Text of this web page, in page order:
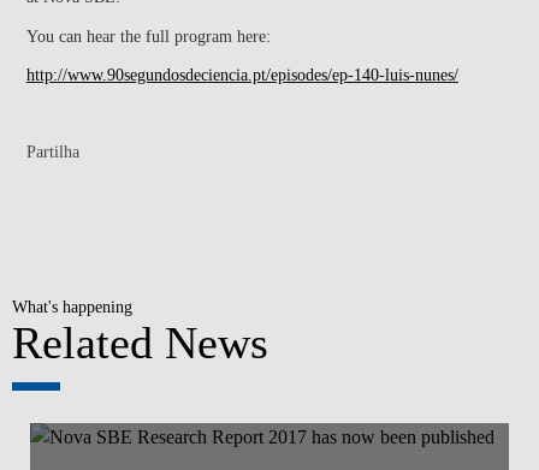
You can hear the full program here:
http://www.90segundosdeciencia.pt/episodes/ep-140-luis-nunes/
Partilha
What's happening
Related News